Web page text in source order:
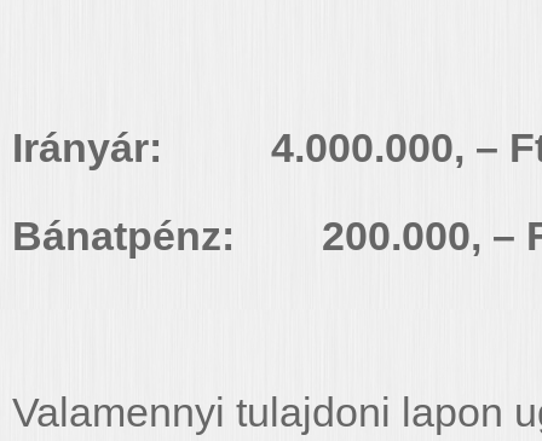
Irányár: 4.000.000, –
Bánatpénz: 200.000, –
Valamennyi tulajdoni lapon